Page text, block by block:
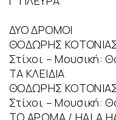
ΔΥΟ ΔΡΟΜΟΙ
ΘΟΔΩΡΗΣ
Στίχοι – Μουσική:
ΤΑ ΚΛΕΙΔΙΑ
ΘΟΔΩΡΗΣ
Στίχοι – Μουσική: